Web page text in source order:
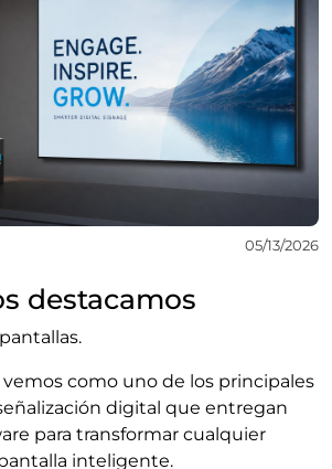
05/13/2026
destacamos
vemos como uno de los principales
digital que entregan
para transformar cualquier
inteligente.